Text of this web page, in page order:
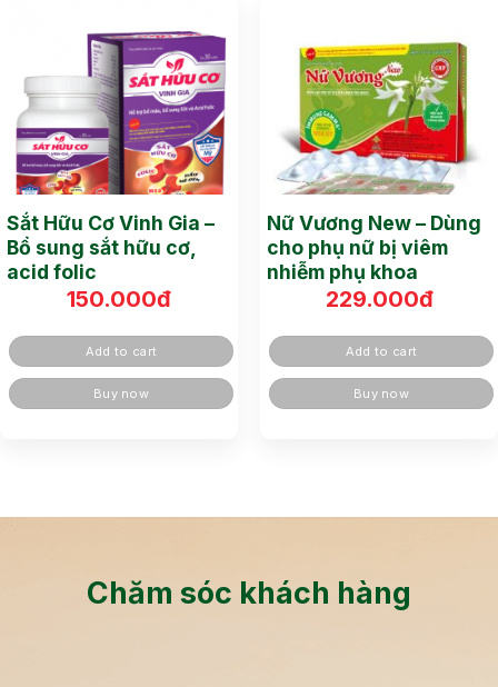
Sắt Hữu Cơ Vinh Gia –
Bổ sung sắt hữu cơ,
acid folic
150.000đ
Add to cart
Buy now
Nữ Vương New – Dùng
cho phụ nữ bị viêm
nhiễm phụ khoa
229.000đ
Add to cart
Buy now
Chăm sóc khách hàng